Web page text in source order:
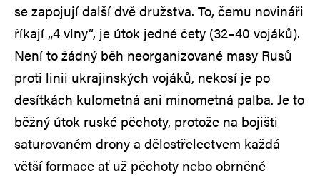
se zapojují další dvě družstva. To, čemu novináři
říkají „4 vlny“, je útok jedné čety (32–40 vojáků).
Není to žádný běh neorganizované masy Rusů
proti linii ukrajinských vojáků, nekosí je po
desítkách kulometná ani minometná palba. Je to
běžný útok ruské pěchoty, protože na bojišti
saturovaném drony a dělostřelectvem každá
větší formace ať už pěchoty nebo obrněné